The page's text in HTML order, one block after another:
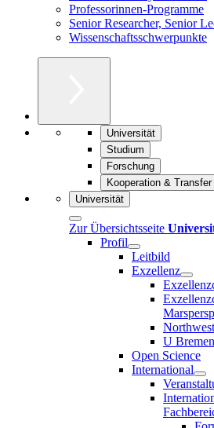
Professorinnen-Programme
Senior Researcher, Senior
Wissenschaftsschwerpunkte
Universität
Studium
Forschung
Kooperation & Transfer
Universität
Zur Übersichtsseite
Profil
Leitbild
Exzellenz
U
Open Science
International